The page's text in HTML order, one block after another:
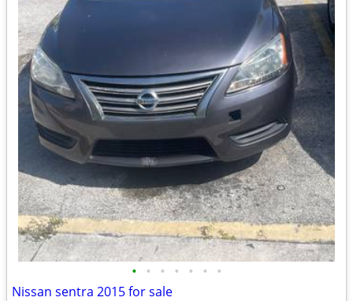
• • • • • • •
Nissan sentra 2015 for sale